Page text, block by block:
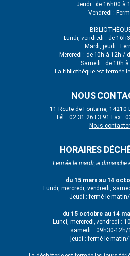
Jeudi : de 16h00 à
Vendredi :
Lundi, vendredi : de
Mardi, jeudi :
Mercredi : de 10h à 12h /
Samedi : de 10h à
La bibliothèque est fermée
NOUS
11 Route de Fontaine, 14210
Tél. : 02 31 26 83 91 Fax :
Nous contacter
HORAIRES
Fermée le mardi, le dimanche
du 15 mars au 14
Lundi, mercredi, vendredi,
Jeudi : fermé le
du 15 octobre au 14
Lundi, mercredi, vendredi :
samedi : 09h30-12h/
jeudi : fermé le matin/